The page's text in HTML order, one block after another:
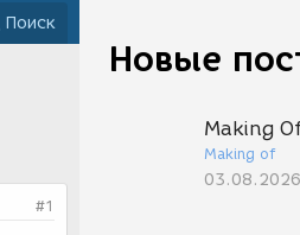
Новые
Making
Making of
03.08.2026
Поиск
#1